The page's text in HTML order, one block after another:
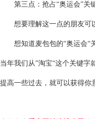
第三点：抢占“奥运会”关
想要理解这一点的朋友可以
想知道麦包包的“奥运会“关
当年我们从”淘宝“这个关键
提高一些过去，就可以获得你